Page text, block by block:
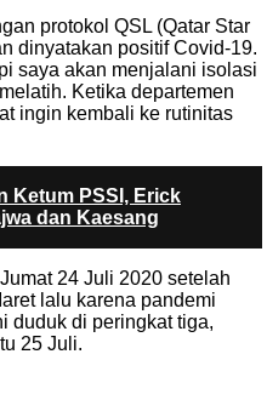
protokol QSL (Qatar Star
dinyatakan positif Covid-19.
saya akan menjalani isolasi
Ketika departemen
ingin kembali ke rutinitas
Ketum PSSI, Erick
dan Kaesang
24 Juli 2020 setelah
lalu karena pandemi
duduk di peringkat tiga,
25 Juli.